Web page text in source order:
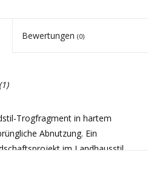
Bewertungen (0)
Trogfragment in hartem
Abnutzung. Ein
im Landhausstil.